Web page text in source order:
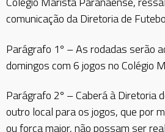
comunicação da Diretoria de
Parágrafo 1º – As rodadas serão
domingos com 6 jogos no Colégio
Parágrafo 2º – Caberá à Diretoria
outro local para os jogos, que por
ou força maior, não possam ser